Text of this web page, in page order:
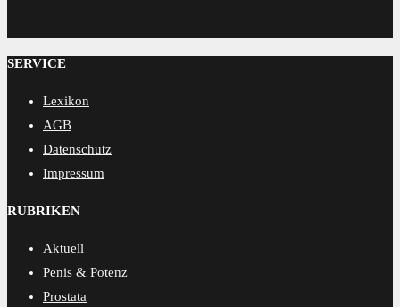
MENSCORE
SERVICE
Lexikon
AGB
Datenschutz
Impressum
RUBRIKEN
Aktuell
Penis & Potenz
Prostata